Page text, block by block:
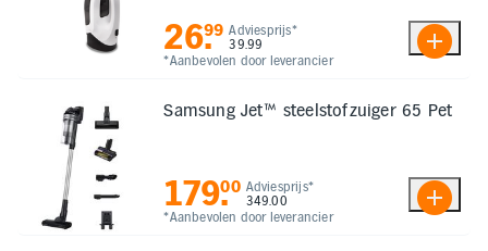
Adviesprijs*
39.99
*Aanbevolen door leverancier
26.
99
Samsung Jet™ steelstofzuiger 65 Pet
Adviesprijs*
349.00
*Aanbevolen door leverancier
179.
00